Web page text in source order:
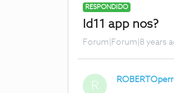
RESPONDIDO
Id11 app nos?
Forum|Forum|8 years
R